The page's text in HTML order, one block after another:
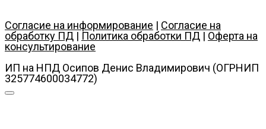
Согласие на информирование | Согласие на
обработку ПД | Политика обработки ПД | Оферта на
консультирование
ИП на НПД Осипов Денис Владимирович (ОГРНИП
325774600034772)